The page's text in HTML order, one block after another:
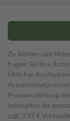
Zu Risiken und
fragen Sie Ihre
Üblicher
Preisempfehlung
beinhalten die
zzgl. 3,95 €